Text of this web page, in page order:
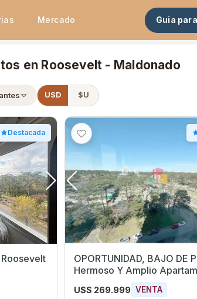
Mercado Guia
en Roosevelt - Maldonado
USD $U
Destacada
OPORTUNIDAD, BAJO DE
Hermoso Y Amplio
Punta Del Este
U$S 269.999 VENTA